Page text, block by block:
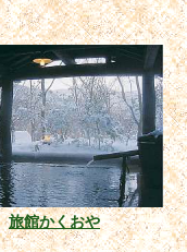
旅館かくおや